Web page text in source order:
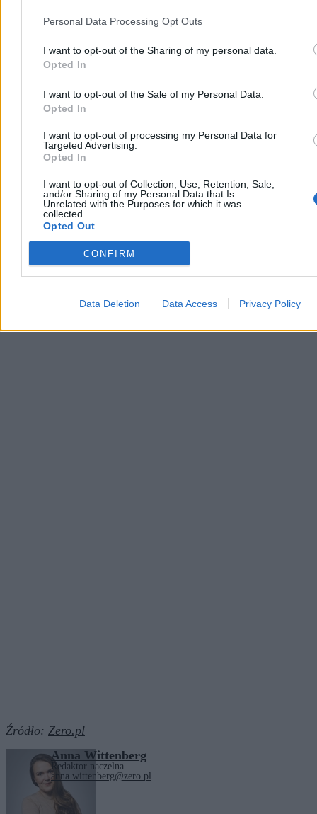
Personal Data Processing Opt Outs
I want to opt-out of the Sharing of my personal data.
Opted In
I want to opt-out of the Sale of my Personal Data.
Opted In
I want to opt-out of processing my Personal Data for
Targeted Advertising.
Opted In
I want to opt-out of Collection, Use, Retention, Sale,
and/or Sharing of my Personal Data that Is
Unrelated with the Purposes for which it was
collected.
Opted Out
CONFIRM
Data Deletion Data Access Privacy Policy
Nawrocki niszczy, ale wajb się zgadza. O roku prezydentury
Chwila ochłody, ale potem lato nie odpuści. Mamy nową wakacyjną
prognozę
Rolnik zaorał świeżo położony asfalt na ulicy. „Twierdzi, że to jego
pytają, czy jeszcze istnieją”
Konfederacja wyśmiewa obietnicę wyborczą PiS. „Nikt nie
wybierze podróbki”
Kierowca autobusu przyszedł do pracy w spódnicy. ZTM go ukarał
„Ja to mogę nie wychodzić ze stroju”. Strażniczka tradycji
Żywiecczyzny
Wiceprezydent Warszawy: Pacjenci wciąż wybierają Szpital
Źródło: Zero.pl
Anna Wittenberg
Redaktor naczelna
anna.wittenberg@zero.pl